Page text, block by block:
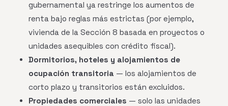
gubernamental ya restringe los aumentos de
renta bajo reglas más estrictas (por ejemplo,
vivienda de la Sección 8 basada en proyectos o
unidades asequibles con crédito fiscal).
Dormitorios, hoteles y alojamientos de
ocupación transitoria — los alojamientos de
corto plazo y transitorios están excluidos.
Propiedades comerciales — solo las unidades